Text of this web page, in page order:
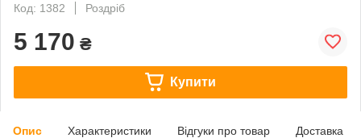
Код: 1382
Роздріб
5 170 ₴
Купити
Опис Характеристики Відгуки про товар Доставка